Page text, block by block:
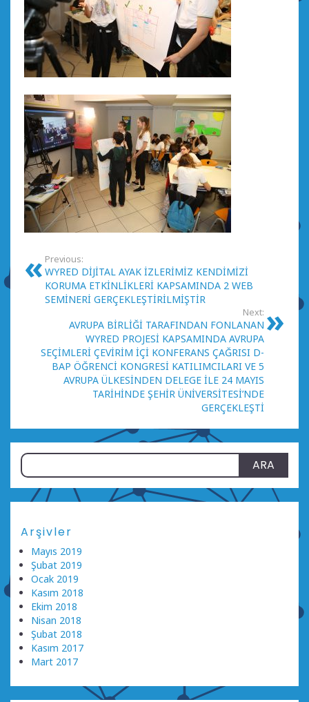
Previous:
WYRED DİJİTAL AYAK İZLERİMİZ KENDİMİZİ
KORUMA ETKİNLİKLERİ KAPSAMINDA 2 WEB
SEMİNERİ GERÇEKLEŞTİRİLMİŞTİR
Next:
AVRUPA BİRLİĞİ TARAFINDAN FONLANAN
WYRED PROJESİ KAPSAMINDA AVRUPA
SEÇİMLERİ ÇEVİRİM İÇİ KONFERANS ÇAĞRISI D-
BAP ÖĞRENCİ KONGRESİ KATILIMCILARI VE 5
AVRUPA ÜLKESİNDEN DELEGE İLE 24 MAYIS
TARİHİNDE ŞEHİR ÜNİVERSİTESİ’NDE
GERÇEKLEŞTİ
Arama:
Arşivler
Mayıs 2019
Şubat 2019
Ocak 2019
Kasım 2018
Ekim 2018
Nisan 2018
Şubat 2018
Kasım 2017
Mart 2017